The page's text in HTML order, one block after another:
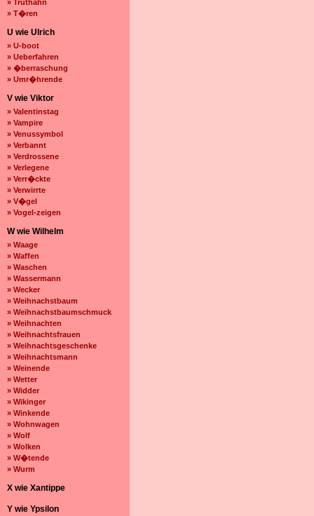
» Truthahn
» T�ren
U wie Ulrich
» U-boot
» Ueberfahren
» �berraschung
» Umr�hrende
V wie Viktor
» Valentinstag
» Vampire
» Venussymbol
» Verbannt
» Verdrossene
» Verlegene
» Verr�ckte
» Verwirrte
» V�gel
» Vogel-zeigen
W wie Wilhelm
» Waage
» Waffen
» Waschen
» Wassermann
» Wecker
» Weihnachstbaum
» Weihnachstbaumschmuck
» Weihnachten
» Weihnachtsfrauen
» Weihnachtsgeschenke
» Weihnachtsmann
» Weinende
» Wetter
» Widder
» Wikinger
» Winkende
» Wohnwagen
» Wolf
» Wolken
» W�tende
» Wurm
X wie Xantippe
Y wie Ypsilon